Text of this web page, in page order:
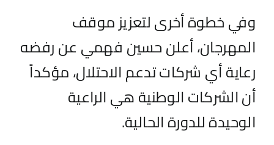
وفي خطوة أخرى لتعزيز موقف
المهرجان، أعلن حسين فهمي عن رفضه
رعاية أي شركات تدعم الاحتلال، مؤكداً
أن الشركات الوطنية هي الراعية
الوحيدة للدورة الحالية.